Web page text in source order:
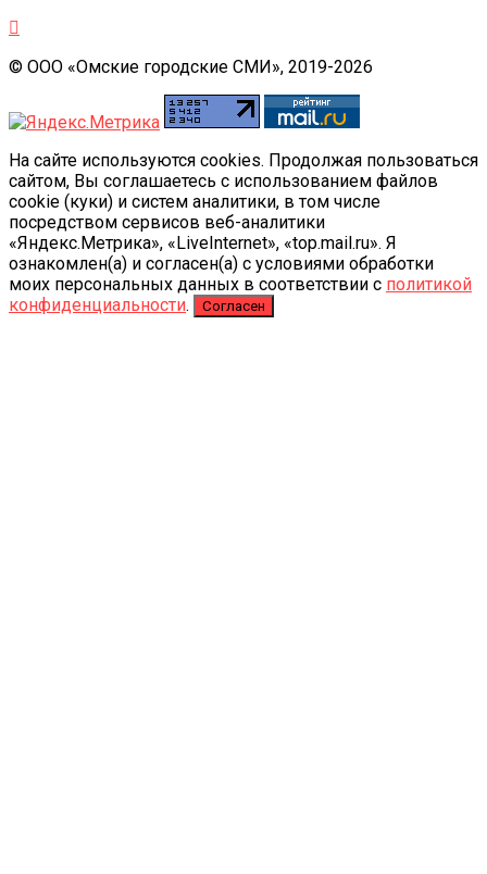
© ООО «Омские городские СМИ», 2019-2026
На сайте используются cookies. Продолжая пользоваться
сайтом, Вы соглашаетесь с использованием файлов
cookie (куки) и систем аналитики, в том числе
посредством сервисов веб-аналитики
«Яндекс.Метрика», «LiveInternet», «top.mail.ru». Я
ознакомлен(а) и согласен(а) с условиями обработки
моих персональных данных в соответствии с политикой
конфиденциальности. Согласен